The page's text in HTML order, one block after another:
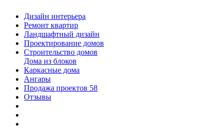
Дизайн интерьера
Ремонт квартир
Ландшафтный дизайн
Проектирование домов
Строительство домов
Дома из блоков
Каркасные дома
Ангары
Продажа проектов 58
Отзывы